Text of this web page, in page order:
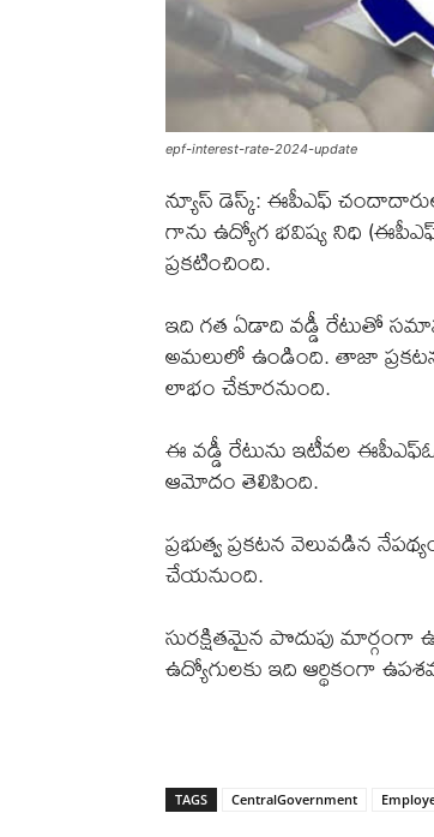
epf-interest-rate-2024-update
న్యూస్ డెస్క్: ఈపీఎఫ్
గాను ఉద్యోగ భవిష్య నిధి
ప్రకటించింది.
ఇది గత ఏడాది వడ్డీ రేటుతో
అమలులో ఉండింది. తాజా
లాభం చేకూరనుంది.
ఈ వడ్డీ రేటును ఇటీవల
ఆమోదం తెలిపింది.
ప్రభుత్వ ప్రకటన వెలువడిన
చేయనుంది.
సురక్షితమైన పొదుపు
ఉద్యోగులకు ఇది ఆర్థికంగా
TAGS CentralGovernment